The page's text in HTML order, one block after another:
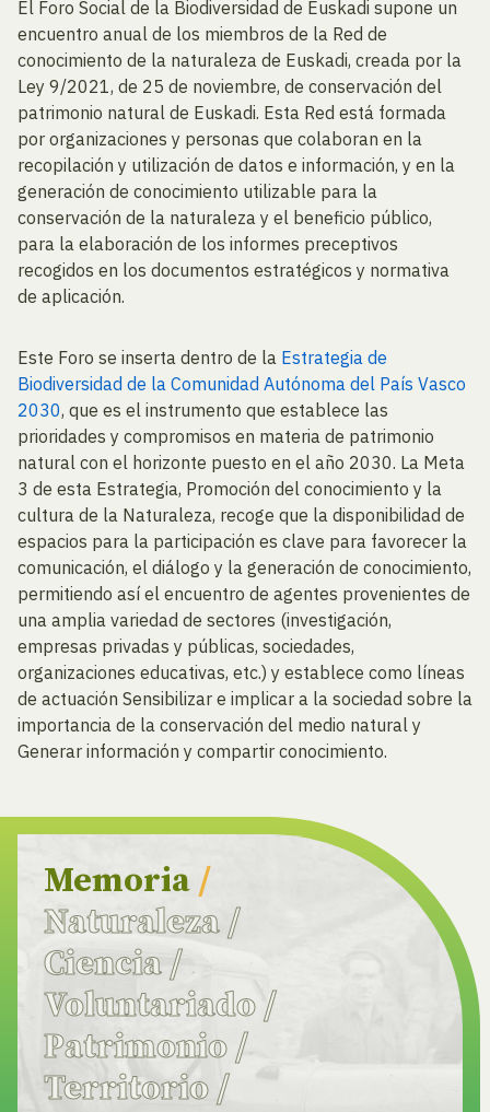
El Foro Social de la Biodiversidad de Euskadi supone un
encuentro anual de los miembros de la Red de
conocimiento de la naturaleza de Euskadi, creada por la
Ley 9/2021, de 25 de noviembre, de conservación del
patrimonio natural de Euskadi. Esta Red está formada
por organizaciones y personas que colaboran en la
recopilación y utilización de datos e información, y en la
generación de conocimiento utilizable para la
conservación de la naturaleza y el beneficio público,
para la elaboración de los informes preceptivos
recogidos en los documentos estratégicos y normativa
de aplicación.
Este Foro se inserta dentro de la Estrategia de
Biodiversidad de la Comunidad Autónoma del País Vasco
2030, que es el instrumento que establece las
prioridades y compromisos en materia de patrimonio
natural con el horizonte puesto en el año 2030. La Meta
3 de esta Estrategia, Promoción del conocimiento y la
cultura de la Naturaleza, recoge que la disponibilidad de
espacios para la participación es clave para favorecer la
comunicación, el diálogo y la generación de conocimiento,
permitiendo así el encuentro de agentes provenientes de
una amplia variedad de sectores (investigación,
empresas privadas y públicas, sociedades,
organizaciones educativas, etc.) y establece como líneas
de actuación Sensibilizar e implicar a la sociedad sobre la
importancia de la conservación del medio natural y
Generar información y compartir conocimiento.
Memoria /
Naturaleza/
Ciencia /
Voluntariado /
Patrimonio/
Territorio/